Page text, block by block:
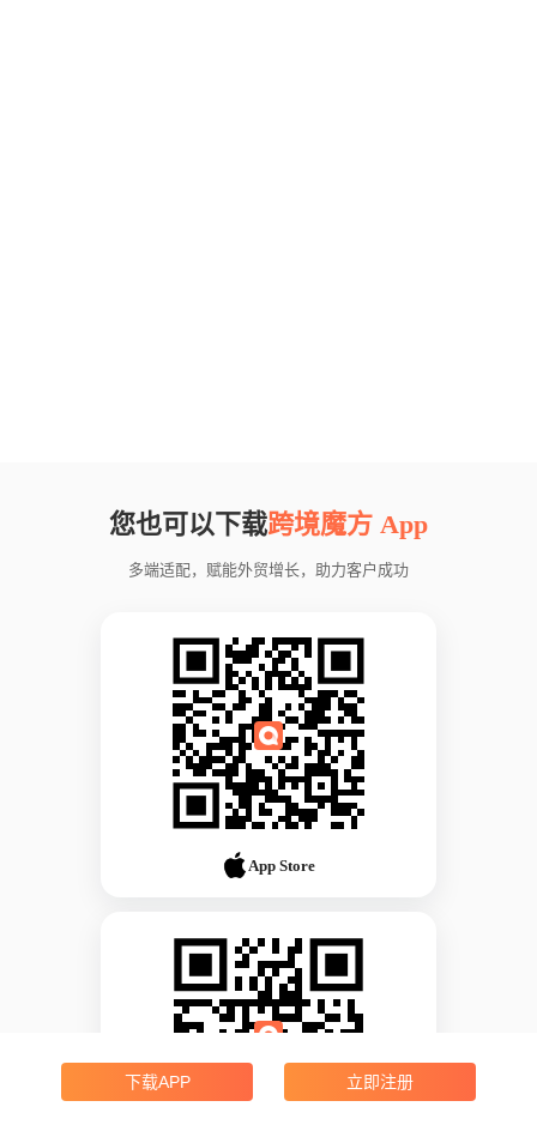
您也可以下载跨境魔方 App
多端适配，赋能外贸增长，助力客户成功
App Store
下载APP 立即注册